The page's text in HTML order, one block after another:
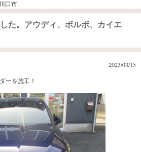
口市
た。アウディ、ボルボ、カイエ
2023/03/15
ーを施工！